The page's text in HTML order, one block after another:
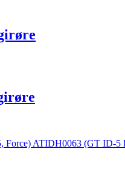
ATIDH0063 (GT ID-5